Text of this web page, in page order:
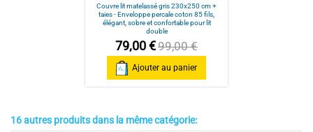
Couvre lit matelassé gris 230x250 cm +
taies - Enveloppe percale coton 85 fils,
élégant, sobre et confortable pour lit
double
79,00 €99,00 €
Ajouter au panier
16 autres produits dans la même catégorie: